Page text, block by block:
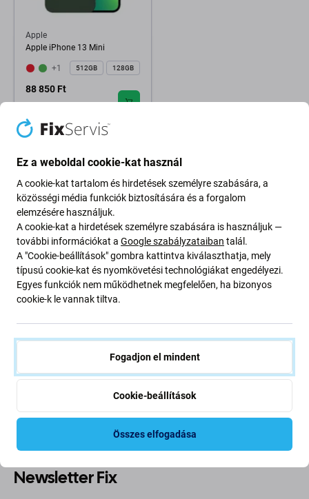
Apple
Apple iPhone 13 Mini
+1 512GB 128GB
88 850 Ft
Going Green
dioxid-kibocsátásunkat. Olvasson többet arról, hogyan
alakítjuk át folyamatainkat a szénlábnyomunk
csökkentése érdekében.
Newsletter Fix
Ez a weboldal cookie-kat használ
A cookie-kat tartalom és hirdetések személyre szabására, a
közösségi média funkciók biztosítására és a forgalom
elemzésére használjuk.
A cookie-kat a hirdetések személyre szabására is használjuk —
további információkat a Google szabályzataiban talál.
A "Cookie-beállítások" gombra kattintva kiválaszthatja, mely
típusú cookie-kat és nyomkövetési technológiákat engedélyezi.
Egyes funkciók nem működhetnek megfelelően, ha bizonyos
cookie-k le vannak tiltva.
Fogadjon el mindent
Cookie-beállítások
Összes elfogadása